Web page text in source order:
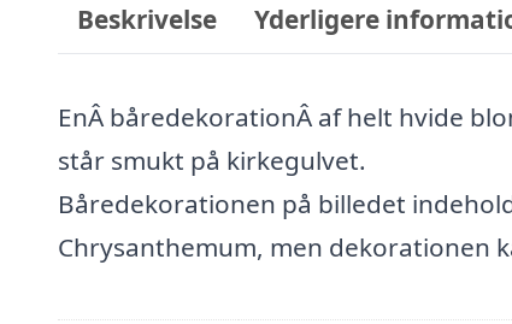
Beskrivelse Yderligere
EnÂ båredekorationÂ af helt hvide
står smukt på kirkegulvet.
Båredekorationen på billedet
Chrysanthemum, men dekorationen